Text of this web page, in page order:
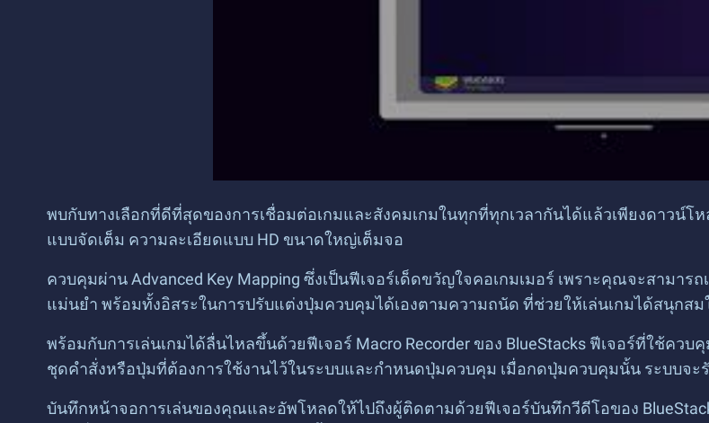
พบกับทางเลือกที่ดีที่สุดของการเชื่อมต่อเกมและสังคมเกมในทุกที่ทุกเวลากันได้แล้วเพียงดาวน์โ
แบบจัดเต็ม ความละเอียดแบบ HD ขนาดใหญ่เต็มจอ
ควบคุมผ่าน Advanced Key Mapping ซึ่งเป็นฟีเจอร์เด็ดขวัญใจคอเกมเมอร์ เพราะคุณจะสามา
แม่นยำ พร้อมทั้งอิสระในการปรับแต่งปุ่มควบคุมได้เองตามความถนัด ที่ช่วยให้เล่นเกมได้สนุกสม
พร้อมกับการเล่นเกมได้ลื่นไหลขึ้นด้วยฟีเจอร์ Macro Recorder ของ BlueStacks ฟีเจอร์ที่ใช้ค
ชุดคำสั่งหรือปุ่มที่ต้องการใช้งานไว้ในระบบและกำหนดปุ่มควบคุม เมื่อกดปุ่มควบคุมนั้น ระบบจ
บันทึกหน้าจอการเล่นของคุณและอัพโหลดให้ไปถึงผู้ติดตามด้วยฟีเจอร์บันทึกวีดีโอของ